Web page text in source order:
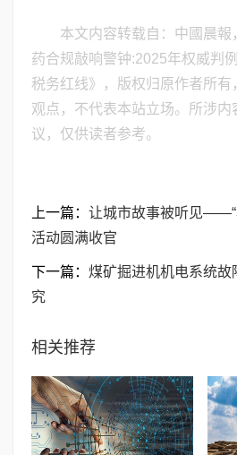
本文内容转载自：中國晨報
药合规敲响警钟:2025年权威判
税务红线》，版权归原作者所有
观点，不代表本站立场。所涉内
议，仅供读者参考。
上一篇： 让城市故事被听见——“
活动圆满收官
下一篇： 煤矿掘进机机电系统故
究
相关推荐